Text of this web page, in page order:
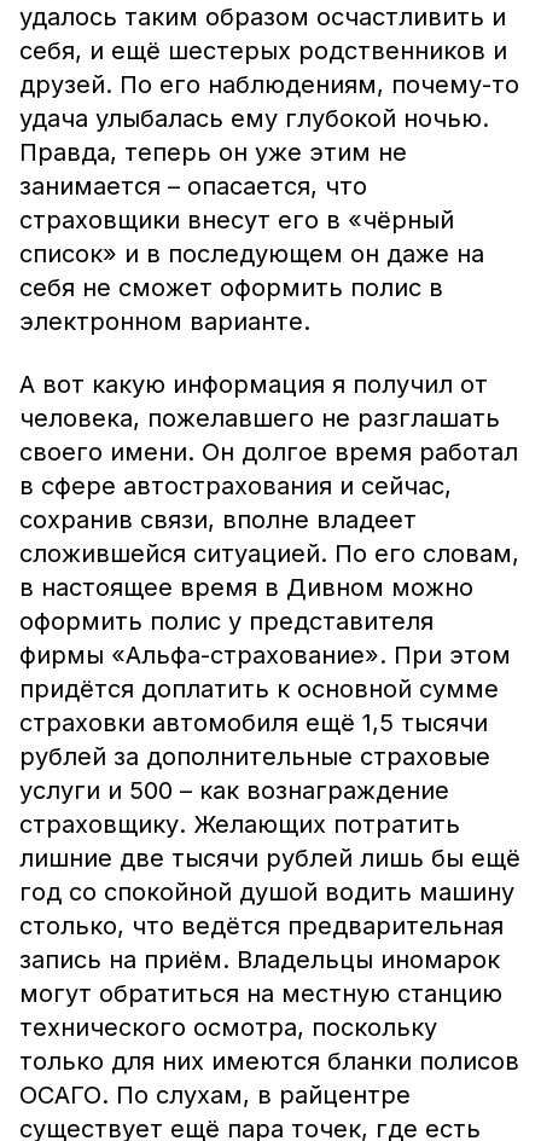
удалось таким образом осчастливить и
себя, и ещё шестерых родственников и
друзей. По его наблюдениям, почему-то
удача улыбалась ему глубокой ночью.
Правда, теперь он уже этим не
занимается – опасается, что
страховщики внесут его в «чёрный
список» и в последующем он даже на
себя не сможет оформить полис в
электронном варианте.
А вот какую информация я получил от
человека, пожелавшего не разглашать
своего имени. Он долгое время работал
в сфере автострахования и сейчас,
сохранив связи, вполне владеет
сложившейся ситуацией. По его словам,
в настоящее время в Дивном можно
оформить полис у представителя
фирмы «Альфа-страхование». При этом
придётся доплатить к основной сумме
страховки автомобиля ещё 1,5 тысячи
рублей за дополнительные страховые
услуги и 500 – как вознаграждение
страховщику. Желающих потратить
лишние две тысячи рублей лишь бы ещё
год со спокойной душой водить машину
столько, что ведётся предварительная
запись на приём. Владельцы иномарок
могут обратиться на местную станцию
технического осмотра, поскольку
только для них имеются бланки полисов
ОСАГО. По слухам, в райцентре
существует ещё пара точек, где есть